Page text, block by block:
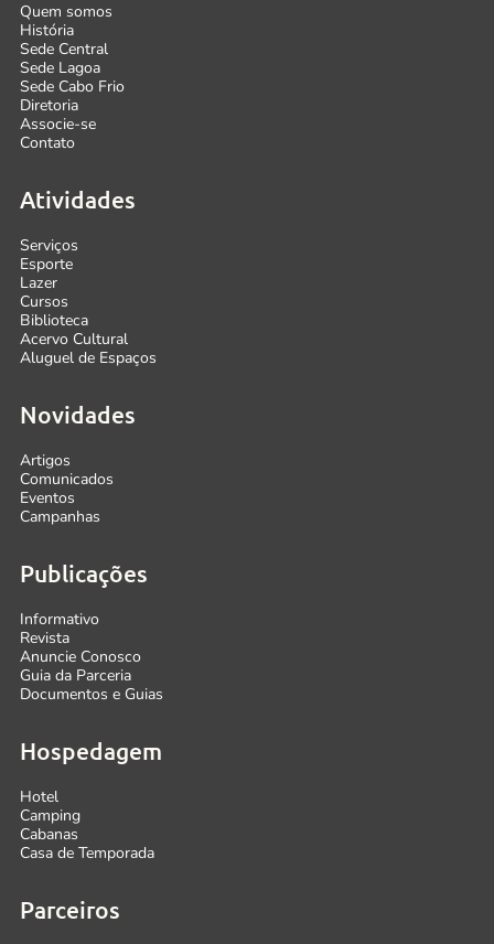
Quem somos
História
Sede Central
Sede Lagoa
Sede Cabo Frio
Diretoria
Associe-se
Contato
Atividades
Serviços
Esporte
Lazer
Cursos
Biblioteca
Acervo Cultural
Aluguel de Espaços
Novidades
Artigos
Comunicados
Eventos
Campanhas
Publicações
Informativo
Revista
Anuncie Conosco
Guia da Parceria
Documentos e Guias
Hospedagem
Hotel
Camping
Cabanas
Casa de Temporada
Parceiros